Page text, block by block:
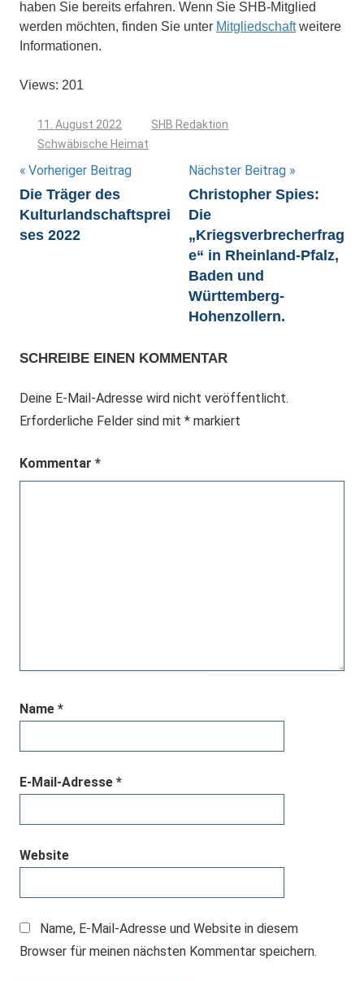
haben Sie bereits erfahren. Wenn Sie SHB-Mitglied
werden möchten, finden Sie unter Mitgliedschaftweitere
Informationen.
Views: 201
11. August 2022
SHB Redaktion
Schwäbische Heimat
Beitragsnavigation
Vorheriger Beitrag
Die Träger des
Kulturlandschaftsprei
ses 2022
Nächster Beitrag
Christopher Spies:
Die
„Kriegsverbrecherfrag
e“ in Rheinland-Pfalz,
Baden und
Württemberg-
Hohenzollern.
SCHREIBE EINEN KOMMENTAR
Deine E-Mail-Adresse wird nicht veröffentlicht.
Erforderliche Felder sind mit * markiert
Kommentar *
Name *
E-Mail-Adresse *
Website
Name, E-Mail-Adresse und Website in diesem
Browser für meinen nächsten Kommentar speichern.